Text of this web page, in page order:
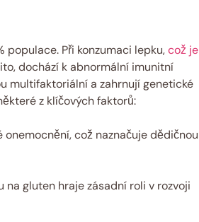
​Při konzumaci lepku,což je
dochází k abnormální ‍imunitní
multifaktoriální‍ a zahrnují genetické
z klíčových ⁣faktorů:
což naznačuje dědičnou
gluten ​hraje zásadní roli ‌v rozvoji